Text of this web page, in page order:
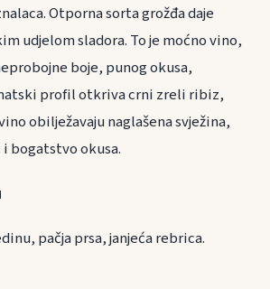
Otporna sorta grožđa daje
udjelom sladora. To je moćno vino,
boje, punog okusa,
profil otkriva crni zreli ribiz,
obilježavaju naglašena svježina,
bogatstvo okusa.
pačja prsa, janjeća rebrica.